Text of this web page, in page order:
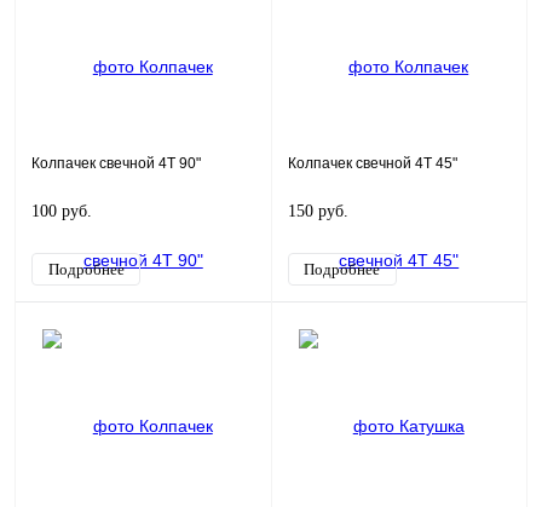
Колпачек свечной 4Т 90"
100 руб.
Подробнее
Колпачек свечной 4Т 45"
150 руб.
Подробнее